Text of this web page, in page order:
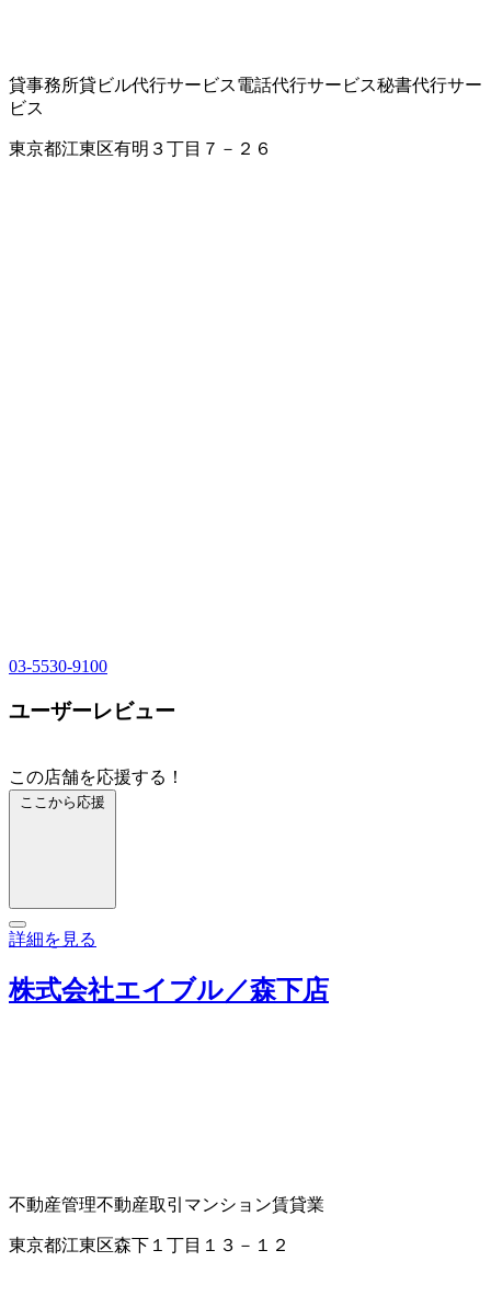
貸事務所貸ビル代行サービス電話代行サービス秘書代行サー
ビス
東京都江東区有明３丁目７－２６
03-5530-9100
ユーザーレビュー
この店舗を応援する！
ここから応援
詳細を見る
株式会社エイブル／森下店
不動産管理不動産取引 マンション賃貸業
東京都江東区森下１丁目１３－１２